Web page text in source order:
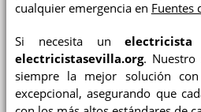
cualquier emergencia en Fuentes
Si necesita un
electricistasevilla.org. Nuestro
siempre la mejor solución
excepcional, asegurando que